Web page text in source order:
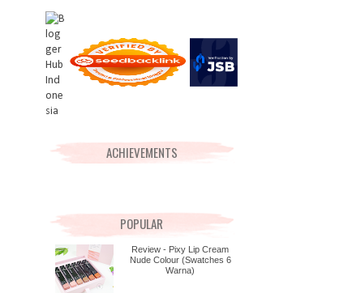
ACHIEVEMENTS
POPULAR
Review - Pixy Lip Cream
Nude Colour (Swatches 6
Warna)